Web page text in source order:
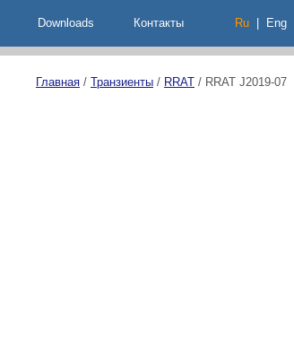
Downloads Контакты Ru Eng
Главная / Транзиенты / RRAT / RRAT J2019-07